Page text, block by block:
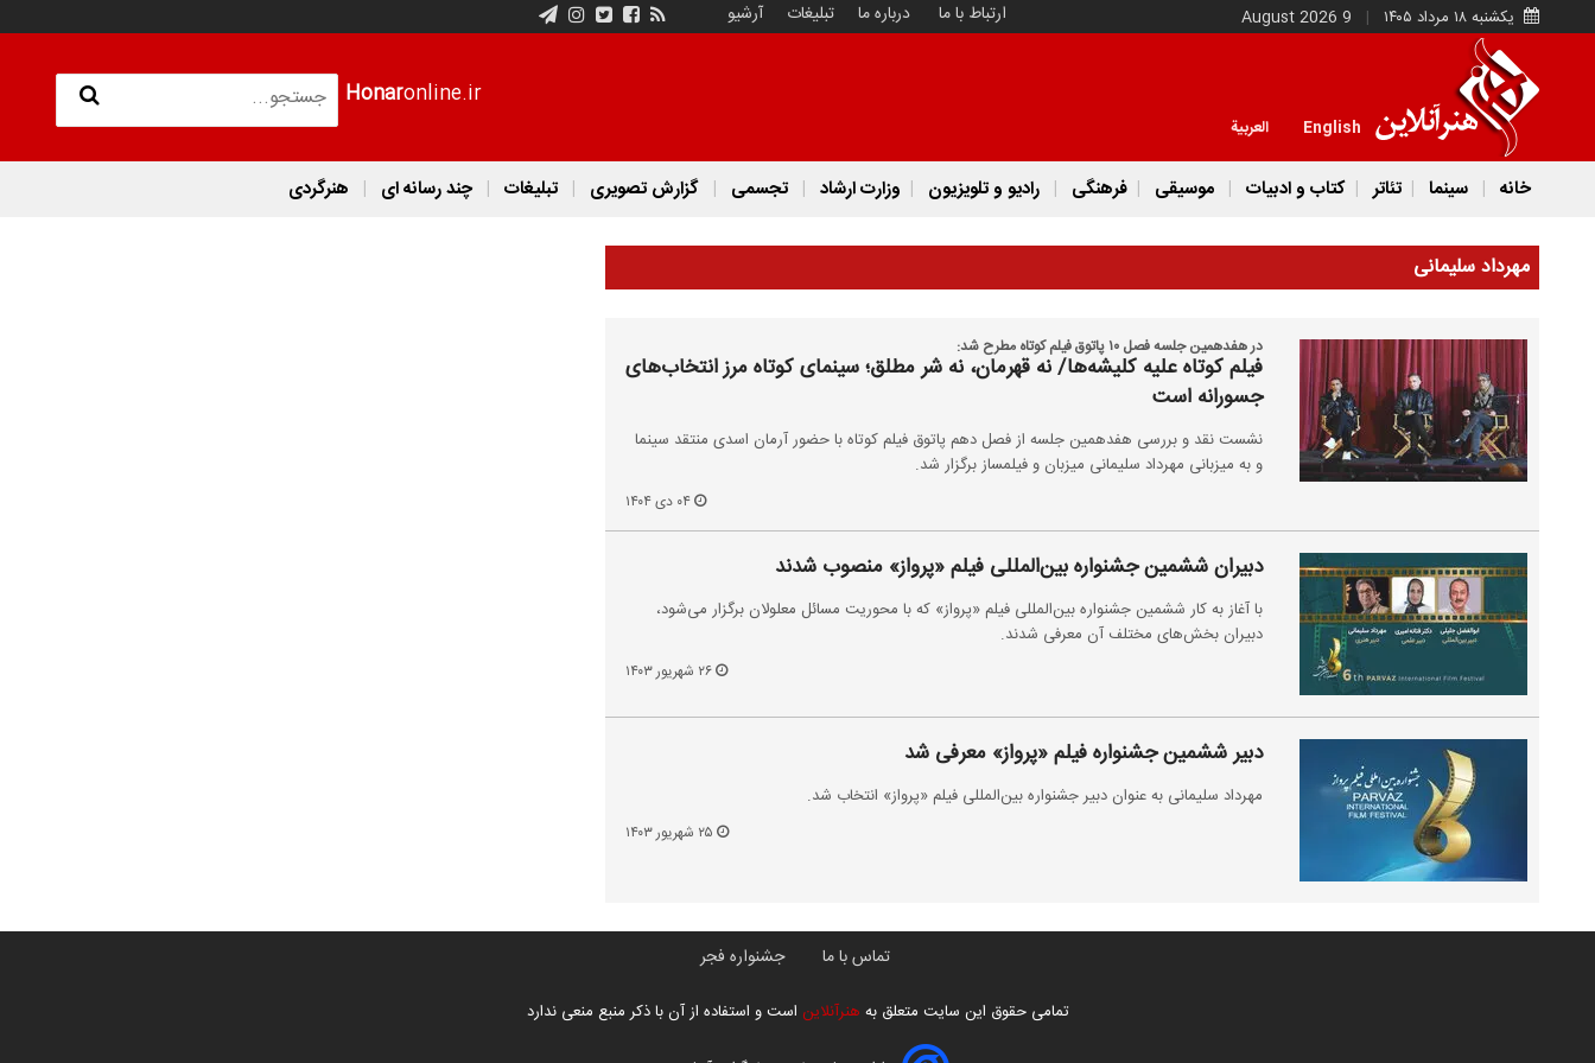
یکشنبه ۱۸ مرداد ۱۴۰۵ 9 August 2026 ارتباط با ما درباره ما تبلیغات آرشیو
Honaronline.ir
English العربية
خانه سینما تئاتر کتاب و ادبیات موسیقی فرهنگی رادیو و تلویزیون وزارت ارشاد تجسمی گزارش تصویری تبلیغات چند رسانه ای هنرگردی
مهرداد سلیمانی
در هفدهمین جلسه فصل ۱۰ پاتوق فیلم کوتاه مطرح شد:
فیلم کوتاه علیه کلیشه‌ها/ نه قهرمان، نه شر مطلق؛ سینمای کوتاه مرز انتخاب‌های
جسورانه است
نشست نقد و بررسی هفدهمین جلسه از فصل دهم پاتوق فیلم کوتاه با حضور آرمان اسدی منتقد سینما
و به میزبانی مهرداد سلیمانی میزبان و فیلمساز برگزار شد.
۰۴ دی ۱۴۰۴
دبیران ششمین جشنواره بین‌المللی فیلم «پرواز» منصوب شدند
با آغاز به کار ششمین جشنواره بین‌المللی فیلم «پرواز» که با محوریت مسائل معلولان برگزار می‌شود،
دبیران بخش‌های مختلف آن معرفی شدند.
۲۶ شهریور ۱۴۰۳
دبیر ششمین جشنواره فیلم «پرواز» معرفی شد
مهرداد سلیمانی به عنوان دبیر جشنواره بین‌المللی فیلم «پرواز» انتخاب شد.
تماس با ما جشنواره فجر
تمامی حقوق این سایت متعلق به هنرآنلاین است و استفاده از آن با ذکر منبع منعی ندارد